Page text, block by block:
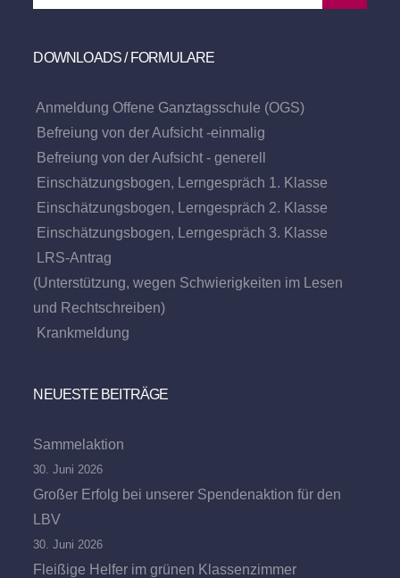
DOWNLOADS / FORMULARE
Anmeldung Offene Ganztagsschule (OGS)
Befreiung von der Aufsicht -einmalig
Befreiung von der Aufsicht - generell
Einschätzungsbogen, Lerngespräch 1. Klasse
Einschätzungsbogen, Lerngespräch 2. Klasse
Einschätzungsbogen, Lerngespräch 3. Klasse
LRS-Antrag
(Unterstützung, wegen Schwierigkeiten im Lesen
und Rechtschreiben)
Krankmeldung
NEUESTE BEITRÄGE
Sammelaktion
30. Juni 2026
Großer Erfolg bei unserer Spendenaktion für den
LBV
30. Juni 2026
Fleißige Helfer im grünen Klassenzimmer